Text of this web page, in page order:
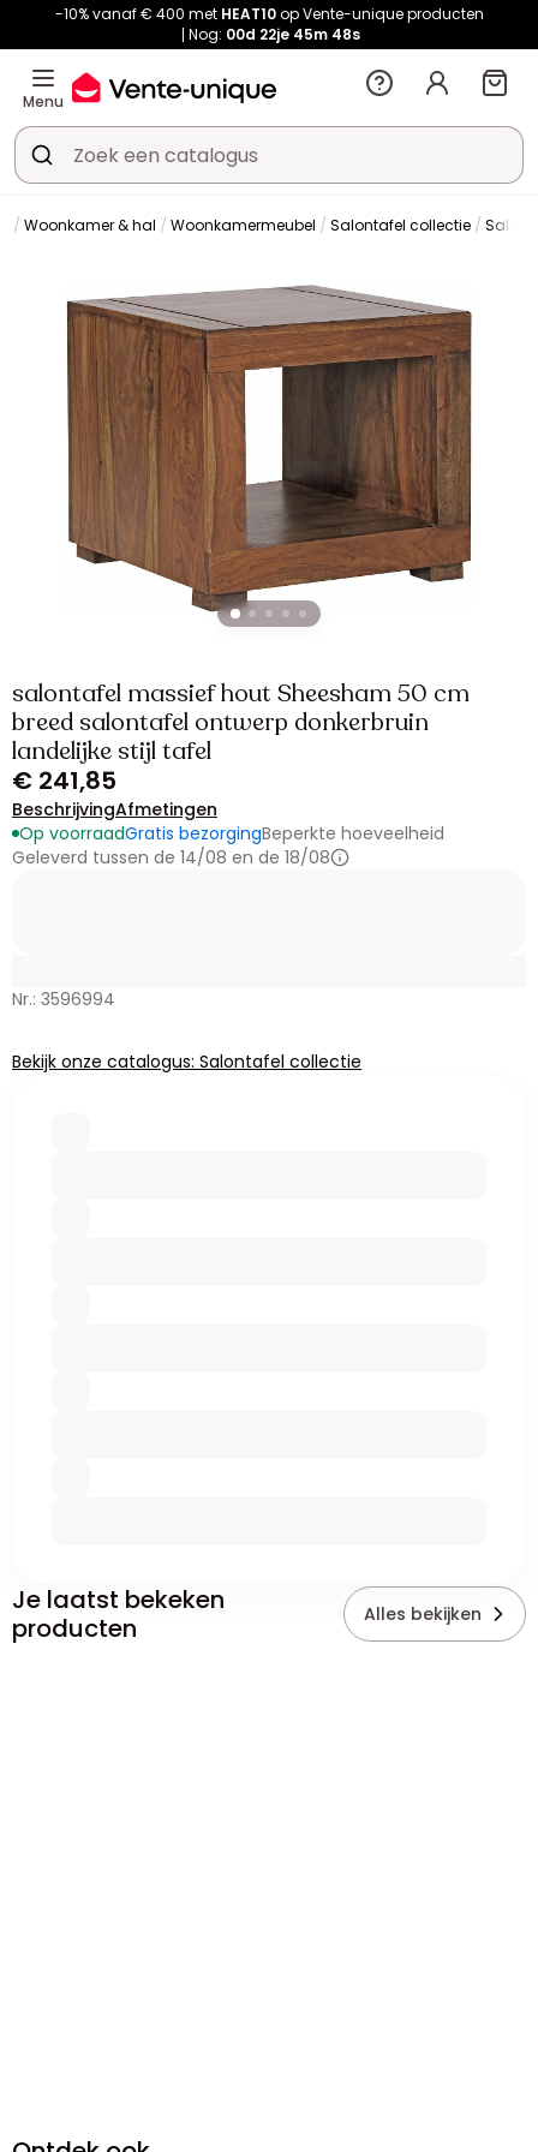
-10% vanaf € 400 met HEAT10op Vente-unique producten
Nog: 00d 22je 45m 48s
Menu
Woonkamer & hal Woonkamermeubel Salontafel collectie
salontafel massief hout Sheesham 50 cm
breed salontafel ontwerp donkerbruin
landelijke stijl tafel
€ 241,85
BeschrijvingAfmetingen
Op voorraadGratis bezorgingBeperkte hoeveelheid
Geleverd tussen de 14/08 en de 18/08
Nr.: 3596994
Bekijk onze catalogus: Salontafel collectie
Je laatst bekeken
producten
Alles bekijken